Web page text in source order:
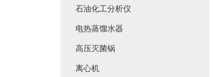
石油化工分析仪
电热蒸馏水器
高压灭菌锅
离心机